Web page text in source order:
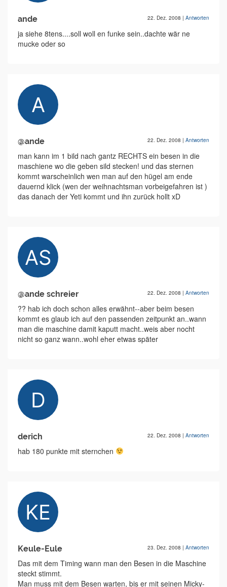
ande 22. Dez. 2008 | Antworten
ja siehe 8tens....soll woll en funke sein..dachte wär ne
mucke oder so
@ande 22. Dez. 2008 | Antworten
man kann im 1 bild nach gantz RECHTS ein besen in die
maschiene wo die geben sild stecken! und das sternen
kommt warscheinlich wen man auf den hügel am ende
dauernd klick (wen der weihnachtsman vorbeigefahren ist )
das danach der Yeti kommt und ihn zurück hollt xD
@ande schreier 22. Dez. 2008 | Antworten
?? hab ich doch schon alles erwähnt--aber beim besen
kommt es glaub ich auf den passenden zeitpunkt an..wann
man die maschine damit kaputt macht..weis aber nocht
nicht so ganz wann..wohl eher etwas später
derich 22. Dez. 2008 | Antworten
hab 180 punkte mit sternchen
Keule-Eule 23. Dez. 2008 | Antworten
Das mit dem Timing wann man den Besen in die Maschine
steckt stimmt.
Man muss mit dem Besen warten, bis er mit seinen Micky-